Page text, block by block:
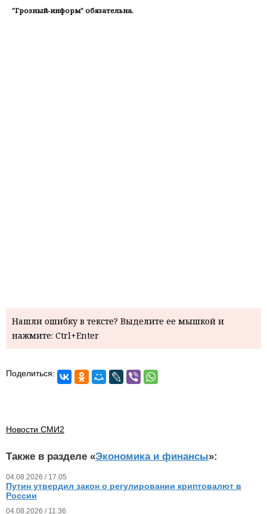
"Грозный-информ" обязательна.
Нашли ошибку в тексте? Выделите ее мышкой и
нажмите: Ctrl+Enter
Поделиться:
Новости СМИ2
Также в разделе «Экономика и финансы»:
04.08.2026 / 17.05
Путин утвердил закон о регулировании криптовалют в
России
04.08.2026 / 11.36